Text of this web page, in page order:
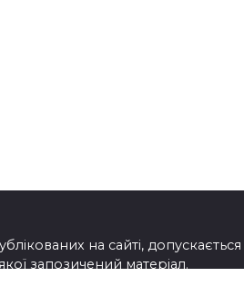
на сайті,
запозичений матеріал.